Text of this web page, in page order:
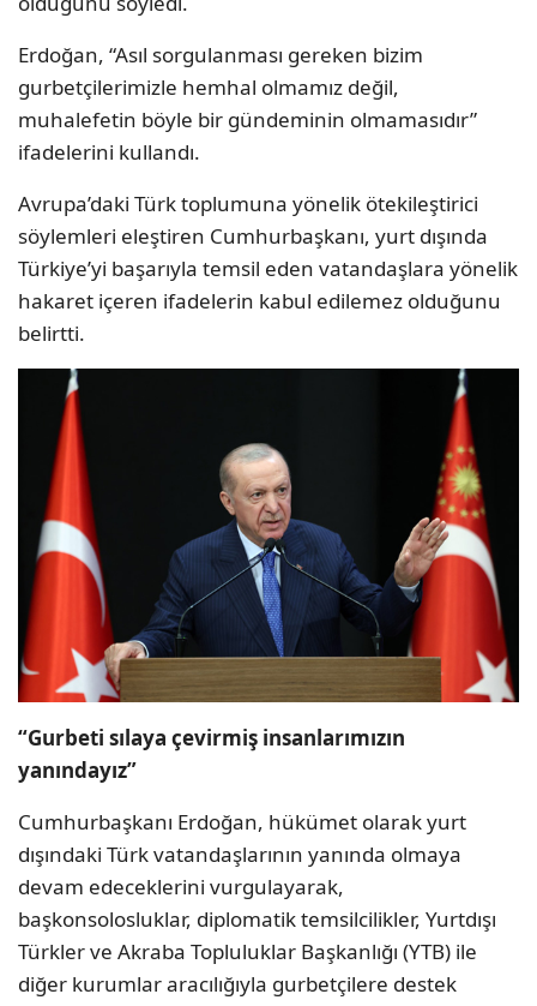
Erdoğan, “Asıl sorgulanması gereken bizim
gurbetçilerimizle hemhal olmamız değil,
muhalefetin böyle bir gündeminin olmamasıdır”
ifadelerini kullandı.
Avrupa’daki Türk toplumuna yönelik ötekileştirici
söylemleri eleştiren Cumhurbaşkanı, yurt dışında
Türkiye’yi başarıyla temsil eden vatandaşlara yönelik
hakaret içeren ifadelerin kabul edilemez olduğunu
belirtti.
“Gurbeti sılaya çevirmiş insanlarımızın
yanındayız”
Cumhurbaşkanı Erdoğan, hükümet olarak yurt
dışındaki Türk vatandaşlarının yanında olmaya
devam edeceklerini vurgulayarak,
başkonsolosluklar, diplomatik temsilcilikler, Yurtdışı
Türkler ve Akraba Topluluklar Başkanlığı (YTB) ile
diğer kurumlar aracılığıyla gurbetçilere destek